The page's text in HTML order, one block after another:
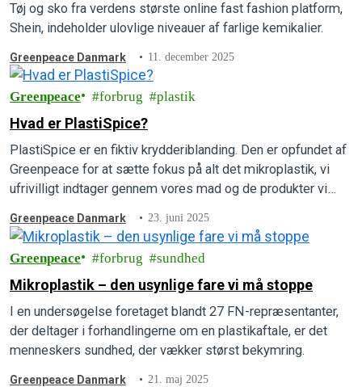
Tøj og sko fra verdens største online fast fashion platform,
Shein, indeholder ulovlige niveauer af farlige kemikalier.
Greenpeace Danmark 11. december 2025
Greenpeace forbrug plastik
Hvad er PlastiSpice?
PlastiSpice er en fiktiv krydderiblanding. Den er opfundet af
Greenpeace for at sætte fokus på alt det mikroplastik, vi
ufrivilligt indtager gennem vores mad og de produkter vi
Greenpeace Danmark 23. juni 2025
Greenpeace forbrug sundhed
Mikroplastik – den usynlige fare vi må stoppe
I en undersøgelse foretaget blandt 27 FN-repræsentanter,
der deltager i forhandlingerne om en plastikaftale, er det
menneskers sundhed, der vækker størst bekymring.
Greenpeace Danmark 21. maj 2025